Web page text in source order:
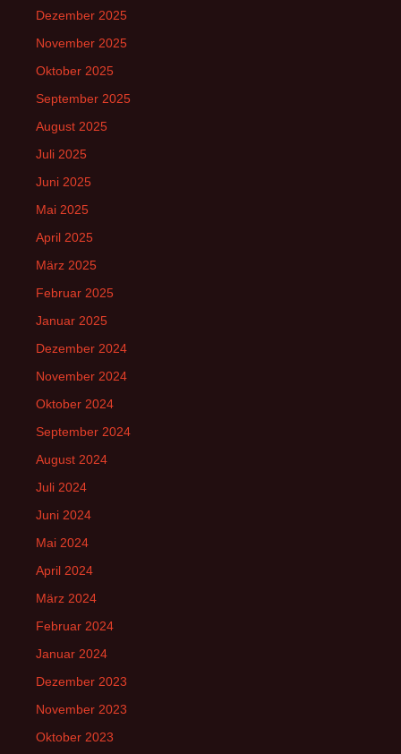
Dezember 2025
November 2025
Oktober 2025
September 2025
August 2025
Juli 2025
Juni 2025
Mai 2025
April 2025
März 2025
Februar 2025
Januar 2025
Dezember 2024
November 2024
Oktober 2024
September 2024
August 2024
Juli 2024
Juni 2024
Mai 2024
April 2024
März 2024
Februar 2024
Januar 2024
Dezember 2023
November 2023
Oktober 2023